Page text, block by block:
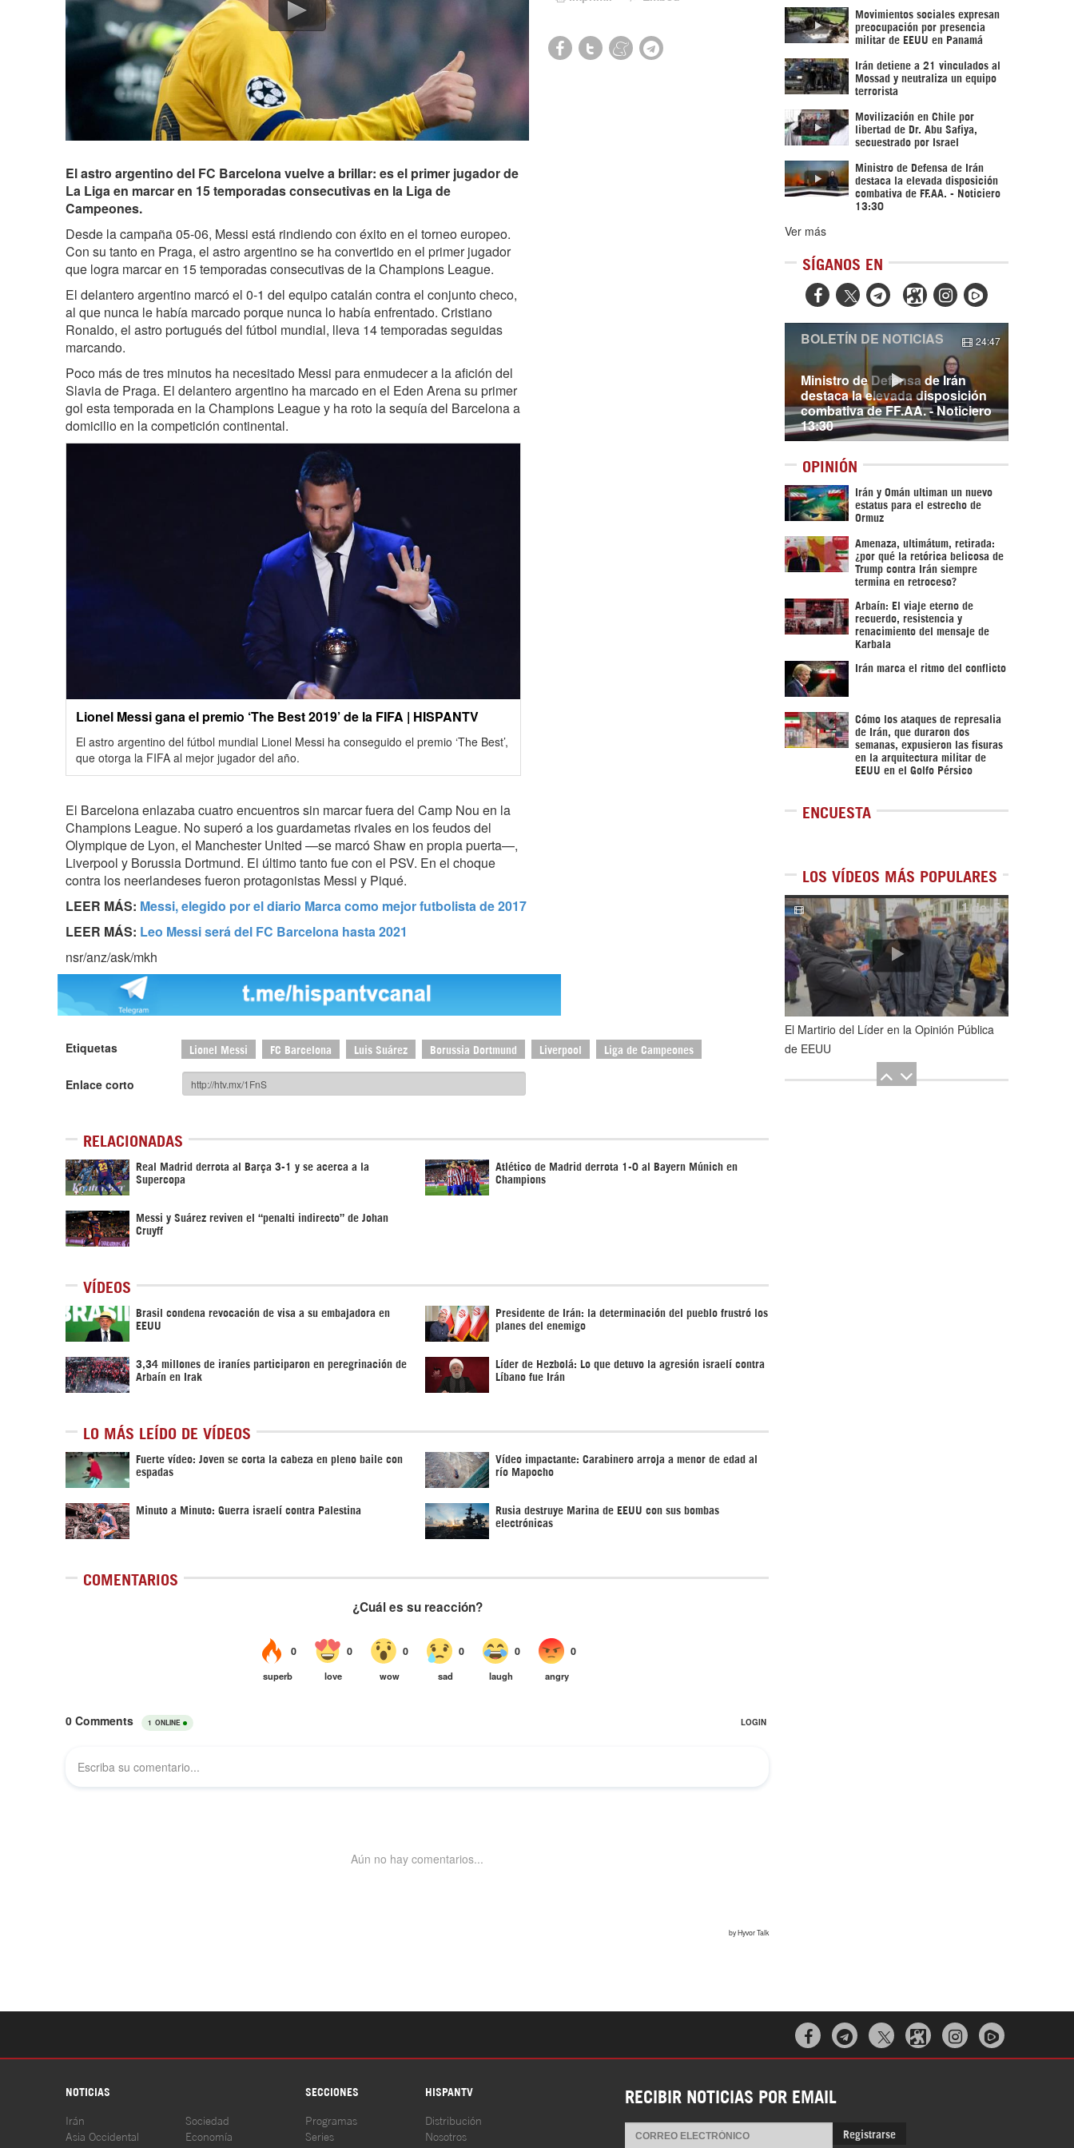
El astro argentino del FC Barcelona vuelve a brillar: es el primer jugador de
La Liga en marcar en 15 temporadas consecutivas en la Liga de
Campeones.
Desde la campaña 05-06, Messi está rindiendo con éxito en el torneo europeo.
Con su tanto en Praga, el astro argentino se ha convertido en el primer jugador
que logra marcar en 15 temporadas consecutivas de la Champions League.
El delantero argentino marcó el 0-1 del equipo catalán contra el conjunto checo,
al que nunca le había marcado porque nunca lo había enfrentado. Cristiano
Ronaldo, el astro portugués del fútbol mundial, lleva 14 temporadas seguidas
marcando.
Poco más de tres minutos ha necesitado Messi para enmudecer a la afición del
Slavia de Praga. El delantero argentino ha marcado en el Eden Arena su primer
gol esta temporada en la Champions League y ha roto la sequía del Barcelona a
domicilio en la competición continental.
Lionel Messi gana el premio ‘The Best 2019’ de la FIFA | HISPANTV
El astro argentino del fútbol mundial Lionel Messi ha conseguido el premio ‘The Best’,
que otorga la FIFA al mejor jugador del año.
El Barcelona enlazaba cuatro encuentros sin marcar fuera del Camp Nou en la
Champions League. No superó a los guardametas rivales en los feudos del
Olympique de Lyon, el Manchester United —se marcó Shaw en propia puerta—,
Liverpool y Borussia Dortmund. El último tanto fue con el PSV. En el choque
contra los neerlandeses fueron protagonistas Messi y Piqué.
LEER MÁS: Messi, elegido por el diario Marca como mejor futbolista de 2017
LEER MÁS: Leo Messi será del FC Barcelona hasta 2021
nsr/anz/ask/mkh
Etiquetas Lionel Messi FC Barcelona Luis Suárez Borussia Dortmund Liverpool Liga de Campeones
Enlace corto
RELACIONADAS
Real Madrid derrota al Barça 3-1 y se acerca a la
Supercopa
Atlético de Madrid derrota 1-0 al Bayern Múnich en
Champions
Messi y Suárez reviven el “penalti indirecto” de Johan
Cruyff
VÍDEOS
Brasil condena revocación de visa a su embajadora en
EEUU
Presidente de Irán: la determinación del pueblo frustró los
planes del enemigo
3,34 millones de iraníes participaron en peregrinación de
Arbaín en Irak
Líder de Hezbolá: Lo que detuvo la agresión israelí contra
Líbano fue Irán
LO MÁS LEÍDO DE VÍDEOS
Fuerte vídeo: Joven se corta la cabeza en pleno baile con
espadas
Vídeo impactante: Carabinero arroja a menor de edad al
río Mapocho
Minuto a Minuto: Guerra israelí contra Palestina Rusia destruye Marina de EEUU con sus bombas
electrónicas
COMENTARIOS
Movimientos sociales expresan
preocupación por presencia
militar de EEUU en Panamá
Irán detiene a 21 vinculados al
Mossad y neutraliza un equipo
terrorista
Movilización en Chile por
libertad de Dr. Abu Safiya,
secuestrado por Israel
Ministro de Defensa de Irán
destaca la elevada disposición
combativa de FF.AA. - Noticiero
13:30
Ver más
SÍGANOS EN
  
Ministro de Defensa de Irán
destaca la elevada disposición
combativa de FF.AA. - Noticiero
13:30
BOLETÍN DE NOTICIAS 24:47
OPINIÓN
Irán y Omán ultiman un nuevo
estatus para el estrecho de
Ormuz
Amenaza, ultimátum, retirada:
¿por qué la retórica belicosa de
Trump contra Irán siempre
termina en retroceso?
Arbaín: El viaje eterno de
recuerdo, resistencia y
renacimiento del mensaje de
Karbala
Irán marca el ritmo del conflicto
Cómo los ataques de represalia
de Irán, que duraron dos
semanas, expusieron las fisuras
en la arquitectura militar de
EEUU en el Golfo Pérsico
ENCUESTA
LOS VÍDEOS MÁS POPULARES
1de5
El Martirio del Líder en la Opinión Pública
de EEUU
  
NOTICIAS SECCIONES HISPANTV
Irán
Asia Occidental
Sociedad
Economía
Programas
Series
Distribución
Nosotros
RECIBIR NOTICIAS POR EMAIL
Registrarse